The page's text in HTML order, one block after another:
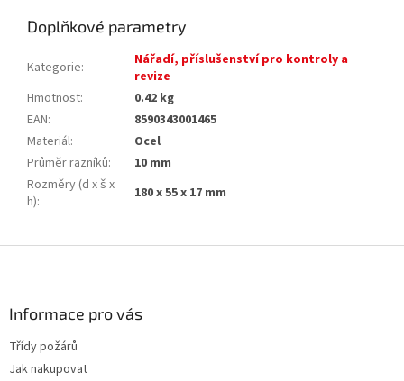
Doplňkové parametry
Kategorie:
Nářadí, příslušenství pro kontroly a
revize
Hmotnost:
0.42 kg
EAN:
8590343001465
Materiál:
Ocel
Průměr razníků:
10 mm
Rozměry (d x š x
h): 180 x 55 x 17 mm
Informace pro vás
Třídy požárů
Jak nakupovat